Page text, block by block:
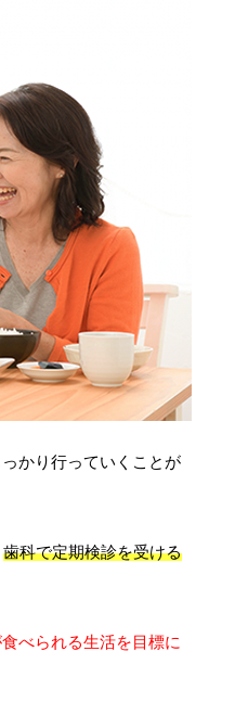
かり行っていくことが
歯科で定期検診を受ける
べられる生活を目標に